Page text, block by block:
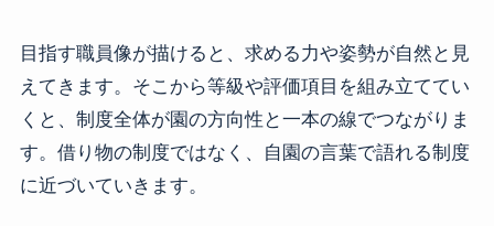
目指す職員像が描けると、求める力や姿勢が自然と見
えてきます。そこから等級や評価項目を組み立ててい
くと、制度全体が園の方向性と一本の線でつながりま
す。借り物の制度ではなく、自園の言葉で語れる制度
に近づいていきます。